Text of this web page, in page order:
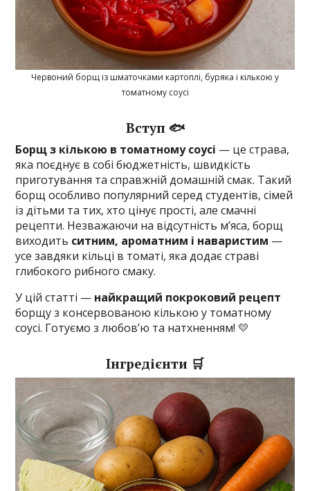
Червоний борщ із шматочками картоплі, буряка і кількою у
томатному соусі
Вступ 🐟
Борщ з кількою в томатному соусі — це страва,
яка поєднує в собі бюджетність, швидкість
приготування та справжній домашній смак. Такий
борщ особливо популярний серед студентів, сімей
із дітьми та тих, хто цінує прості, але смачні
рецепти. Незважаючи на відсутність м’яса, борщ
виходить ситним, ароматним і наваристим —
усе завдяки кільці в томаті, яка додає страві
глибокого рибного смаку.
У цій статті — найкращий покроковий рецепт
борщу з консервованою кількою у томатному
соусі. Готуємо з любов’ю та натхненням! 💛
Інгредієнти 🛒